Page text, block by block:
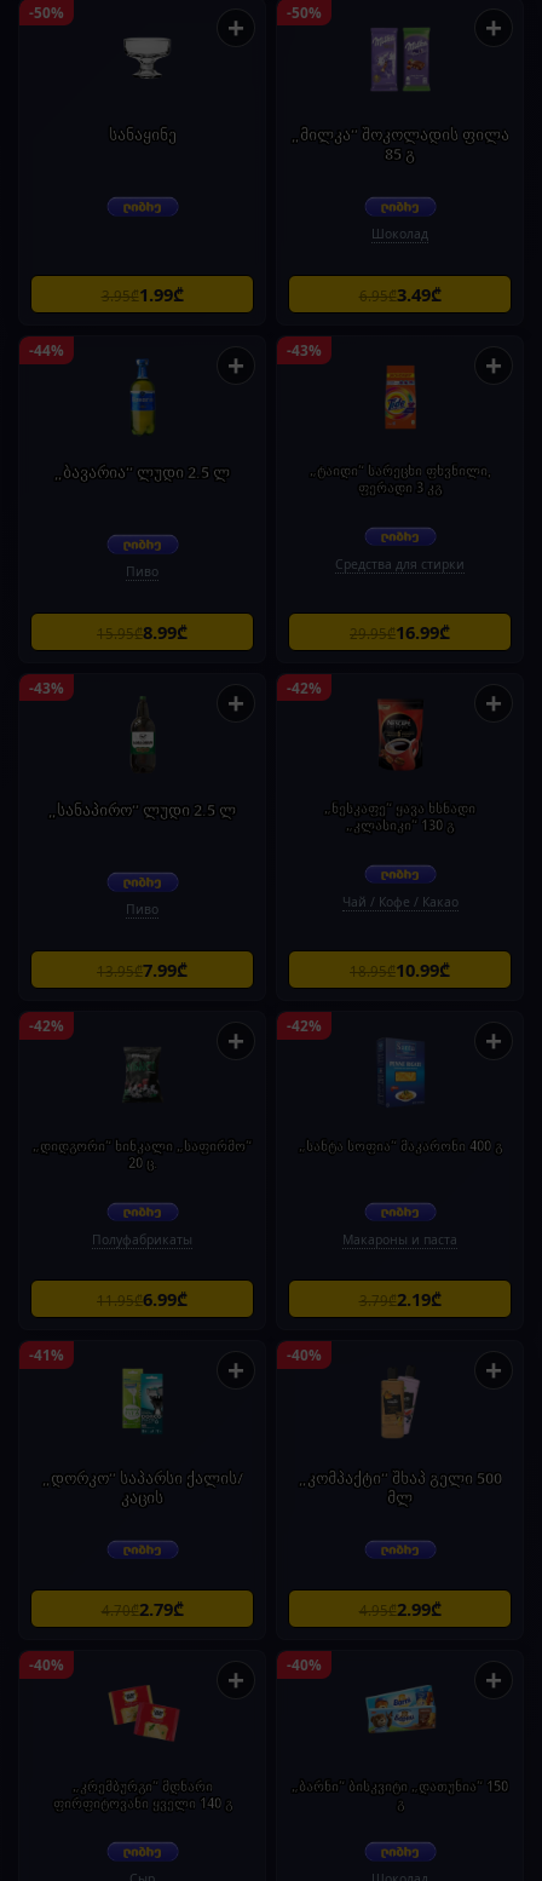
-50% +
სანაყინე
3.95₾1.99₾
-50% +
„მილკა“ შოკოლადის ფილა
85 გ
Шоколад
6.95₾3.49₾
-44% +
„ბავარია“ ლუდი 2.5 ლ
Пиво
15.95₾8.99₾
-43% +
„ტაიდი“ სარეცხი ფხვნილი,
ფერადი 3 კგ
Средства для стирки
29.95₾16.99₾
-43% +
„სანაპირო“ ლუდი 2.5 ლ
Пиво
13.95₾7.99₾
-42% +
„ნესკაფე“ ყავა ხსნადი
„კლასიკი“ 130 გ
Чай / Кофе / Какао
18.95₾10.99₾
-42% +
„დიდგორი“ ხინკალი „საფირმო“
20 ც.
Полуфабрикаты
11.95₾6.99₾
-42% +
„სანტა სოფია“ მაკარონი 400 გ
Макароны и паста
3.79₾2.19₾
-41% +
„დორკო“ საპარსი ქალის/
კაცის
4.70₾2.79₾
-40% +
„კომპაქტი“ შხაპ გელი 500
მლ
4.95₾2.99₾
-40% +
„კრემბურგი“ მდნარი
ფირფიტოვანი ყველი 140 გ
-40% +
„ბარნი“ ბისკვიტი „დათუნია“ 150
გ